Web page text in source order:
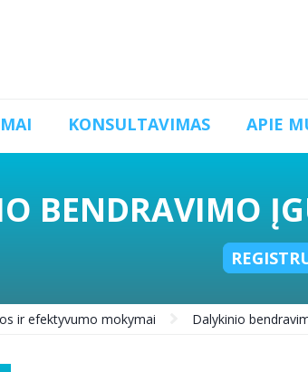
KONSULTAVIMAS APIE
BENDRAVIMO
ir efektyvumo mokymai Dalykinio